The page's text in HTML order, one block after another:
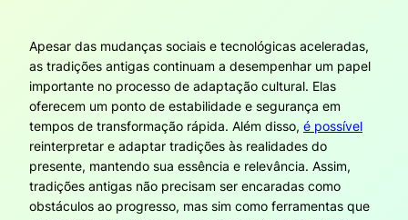
Apesar das mudanças sociais e tecnológicas aceleradas,
as tradições antigas continuam a desempenhar um papel
importante no processo de adaptação cultural. Elas
oferecem um ponto de estabilidade e segurança em
tempos de transformação rápida. Além disso, é possível
reinterpretar e adaptar tradições às realidades do
presente, mantendo sua essência e relevância. Assim,
tradições antigas não precisam ser encaradas como
obstáculos ao progresso, mas sim como ferramentas que